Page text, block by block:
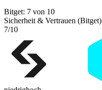
Bitget: 7 von 10
Sicherheit & Vertrauen (Bitget)
7/10